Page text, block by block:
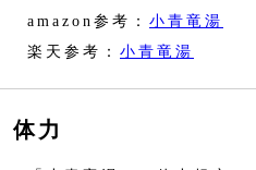
amazon参考： 小青竜湯
楽天参考： 小青竜湯
体力